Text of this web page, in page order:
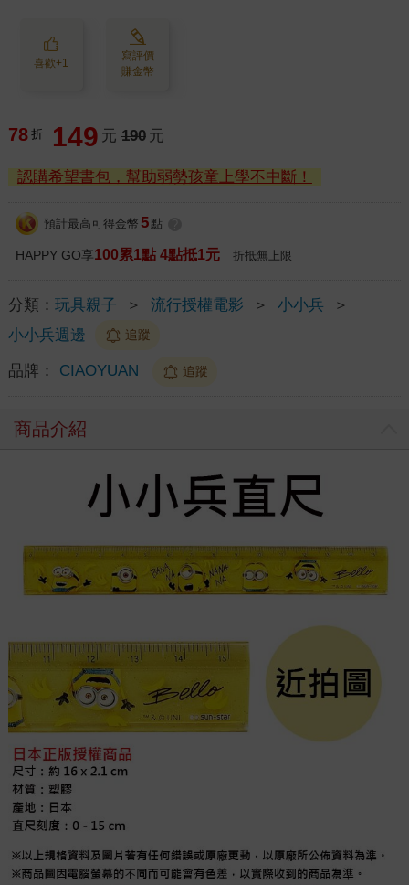
喜歡+1
寫評價
賺金幣
78 折 149 元 190 元
認購希望書包，幫助弱勢孩童上學不中斷！
預計最高可得金幣 5 點
HAPPY GO享100累1點 4點抵1元 折抵無上限
分類： 玩具親子 ＞ 流行授權電影 ＞ 小小兵
＞
小小兵週邊
追蹤
品牌： CIAOYUAN 追蹤
商品介紹